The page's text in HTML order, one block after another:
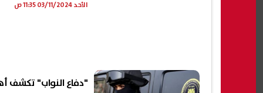
الأحد 03/11/2024 11:35 ص
"دفاع النواب" تكشف